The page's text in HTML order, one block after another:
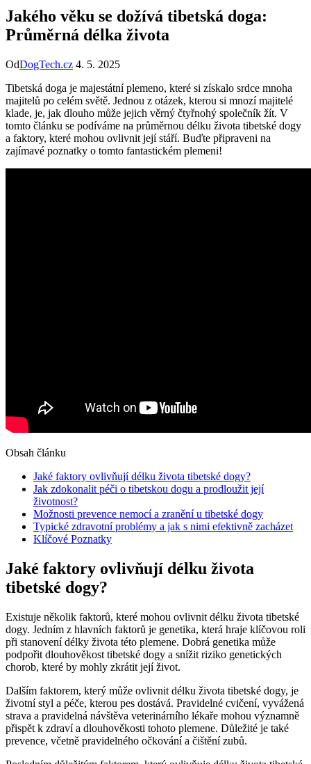
Jakého věku se dožívá tibetská doga:
Průměrná délka života
OdDogTech.cz 4. 5. 2025
Tibetská doga je majestátní plemeno, které si získalo srdce mnoha
majitelů po celém světě. Jednou z otázek, kterou si mnozí majitelé
klade, je, jak dlouho může jejich věrný čtyřnohý společník žít. V
tomto článku se podíváme na průměrnou délku života tibetské dogy
a faktory, které mohou ovlivnit její stáří. Buďte připraveni na
zajímavé poznatky o tomto fantastickém plemeni!
Obsah článku
Jaké faktory ovlivňují délku života tibetské dogy?
Jak zdokonalit péči o tibetskou dogu a prodloužit její
životnost?
Možnosti prevence nemocí a zranění u tibetské dogy
Typické zdravotní problémy a jak s nimi efektivně zacházet
Klíčové Poznatky
Jaké faktory ovlivňují délku života
tibetské dogy?
Existuje několik faktorů, které mohou ovlivnit délku života tibetské
dogy. Jedním z hlavních faktorů je genetika, která hraje klíčovou roli
při stanovení délky života této plemene. Dobrá genetika může
podpořit dlouhověkost tibetské dogy a snížit riziko genetických
chorob, které by mohly zkrátit její život.
Dalším faktorem, který může ovlivnit délku života tibetské dogy, je
životní styl a péče, kterou pes dostává. Pravidelné cvičení, vyvážená
strava a pravidelná návštěva veterinárního lékaře mohou významně
přispět k zdraví a dlouhověkosti tohoto plemene. Důležité je také
prevence, včetně pravidelného očkování a čištění zubů.